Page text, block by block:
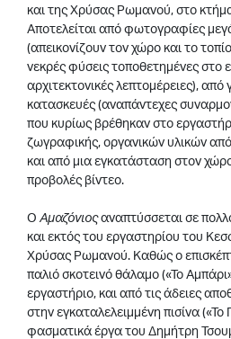
και της Χρύσας Ρωμανού, στο
Αποτελείται από φωτογραφίες
(απεικονίζουν τον χώρο και το
νεκρές φύσεις τοποθετημένες στο
αρχιτεκτονικές λεπτομέρειες), από
κατασκευές (αναπάντεχες
που κυρίως βρέθηκαν στο
ζωγραφικής, οργανικών υλικών
και από μια εγκατάσταση στον
προβολές βίντεο.
Ο Αμαζόνιοςαναπτύσσεται σε
και εκτός του εργαστηρίου του
Χρύσας Ρωμανού. Καθώς ο
παλιό σκοτεινό θάλαμο («Το
εργαστήριο, και από τις άδειες
στην εγκαταλελειμμένη πισίνα
φασματικά έργα του Δημήτρη